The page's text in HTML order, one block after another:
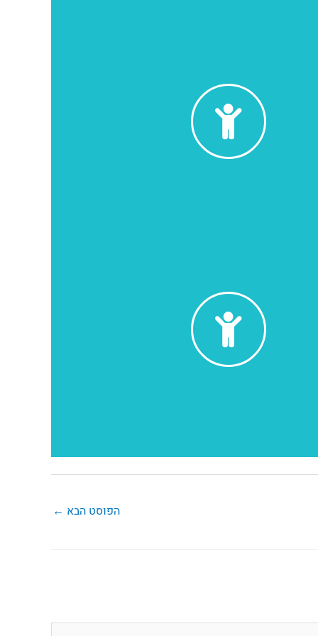
הפוסט הבא ←